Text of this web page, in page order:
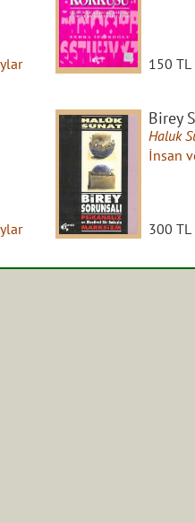
150 TL
Birey
Haluk
İnsan
300 TL